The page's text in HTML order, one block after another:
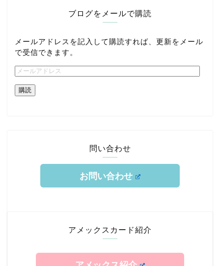
ブログをメールで購読
メールアドレスを記入して購読すれば、更新をメール
で受信できます。
購読
問い合わせ
お問い合わせ
アメックスカード紹介
ホーム